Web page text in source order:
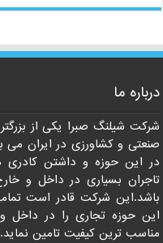
درباره ما
شرکت شیلنگ صبرا یکی از
صنعتی و کشاورزی در ایران
در این حوزه و داشتن کادری
تاجران بسیاری در داخل و
باشد.این شرکت قادر است تمامی
این حوزه تجاری را در
مناسب ترین کیفیت تامین نماید.